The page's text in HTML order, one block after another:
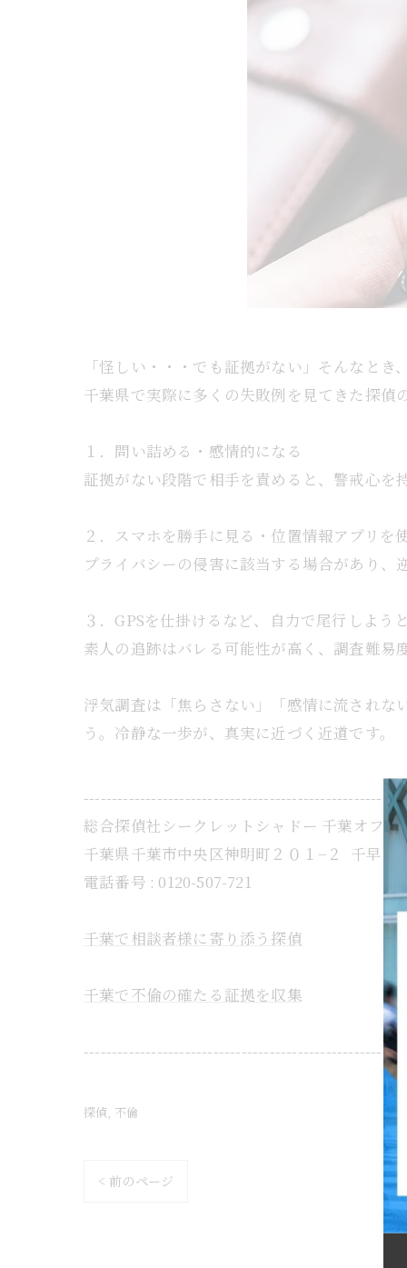
「怪しい・・・でも証拠がない」そんなと
千葉県で実際に多くの失敗例を見てきた探
１．問い詰める・感情的になる
証拠がない段階で相手を責めると、警戒心
２．スマホを勝手に見る・位置情報アプリを
プライバシーの侵害に該当する場合があり
３．GPSを仕掛けるなど、自力で尾行しよう
素人の追跡はバレる可能性が高く、調査難
浮気調査は「焦らさない」「感情に流され
う。冷静な一歩が、真実に近づく近道です。
総合探偵社シークレットシャドー 千葉オフィ
千葉県千葉市中央区神明町２０１−２ 千早ビ
電話番号 : 0120-507-721
千葉で相談者様に寄り添う探偵
千葉で不倫の確たる証拠を収集
探偵 不倫
< 前のページ